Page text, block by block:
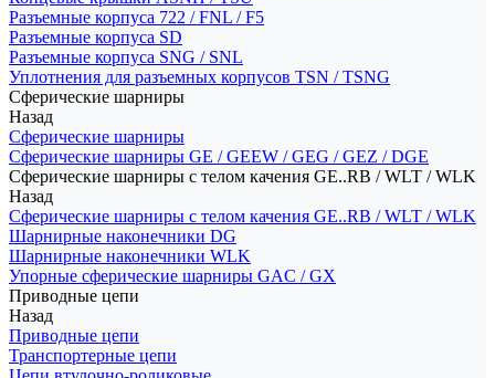
Разъемные корпуса 722 / FNL / F5
Разъемные корпуса SD
Разъемные корпуса SNG / SNL
Уплотнения для разъемных корпусов TSN / TSNG
Сферические шарниры
Назад
Сферические шарниры
Сферические шарниры GE / GEEW / GEG / GEZ / DGE
Сферические шарниры с телом качения GE..RB / WLT / WLK
Назад
Сферические шарниры с телом качения GE..RB / WLT / WLK
Шарнирные наконечники DG
Шарнирные наконечники WLK
Упорные сферические шарниры GAC / GX
Приводные цепи
Назад
Приводные цепи
Транспортерные цепи